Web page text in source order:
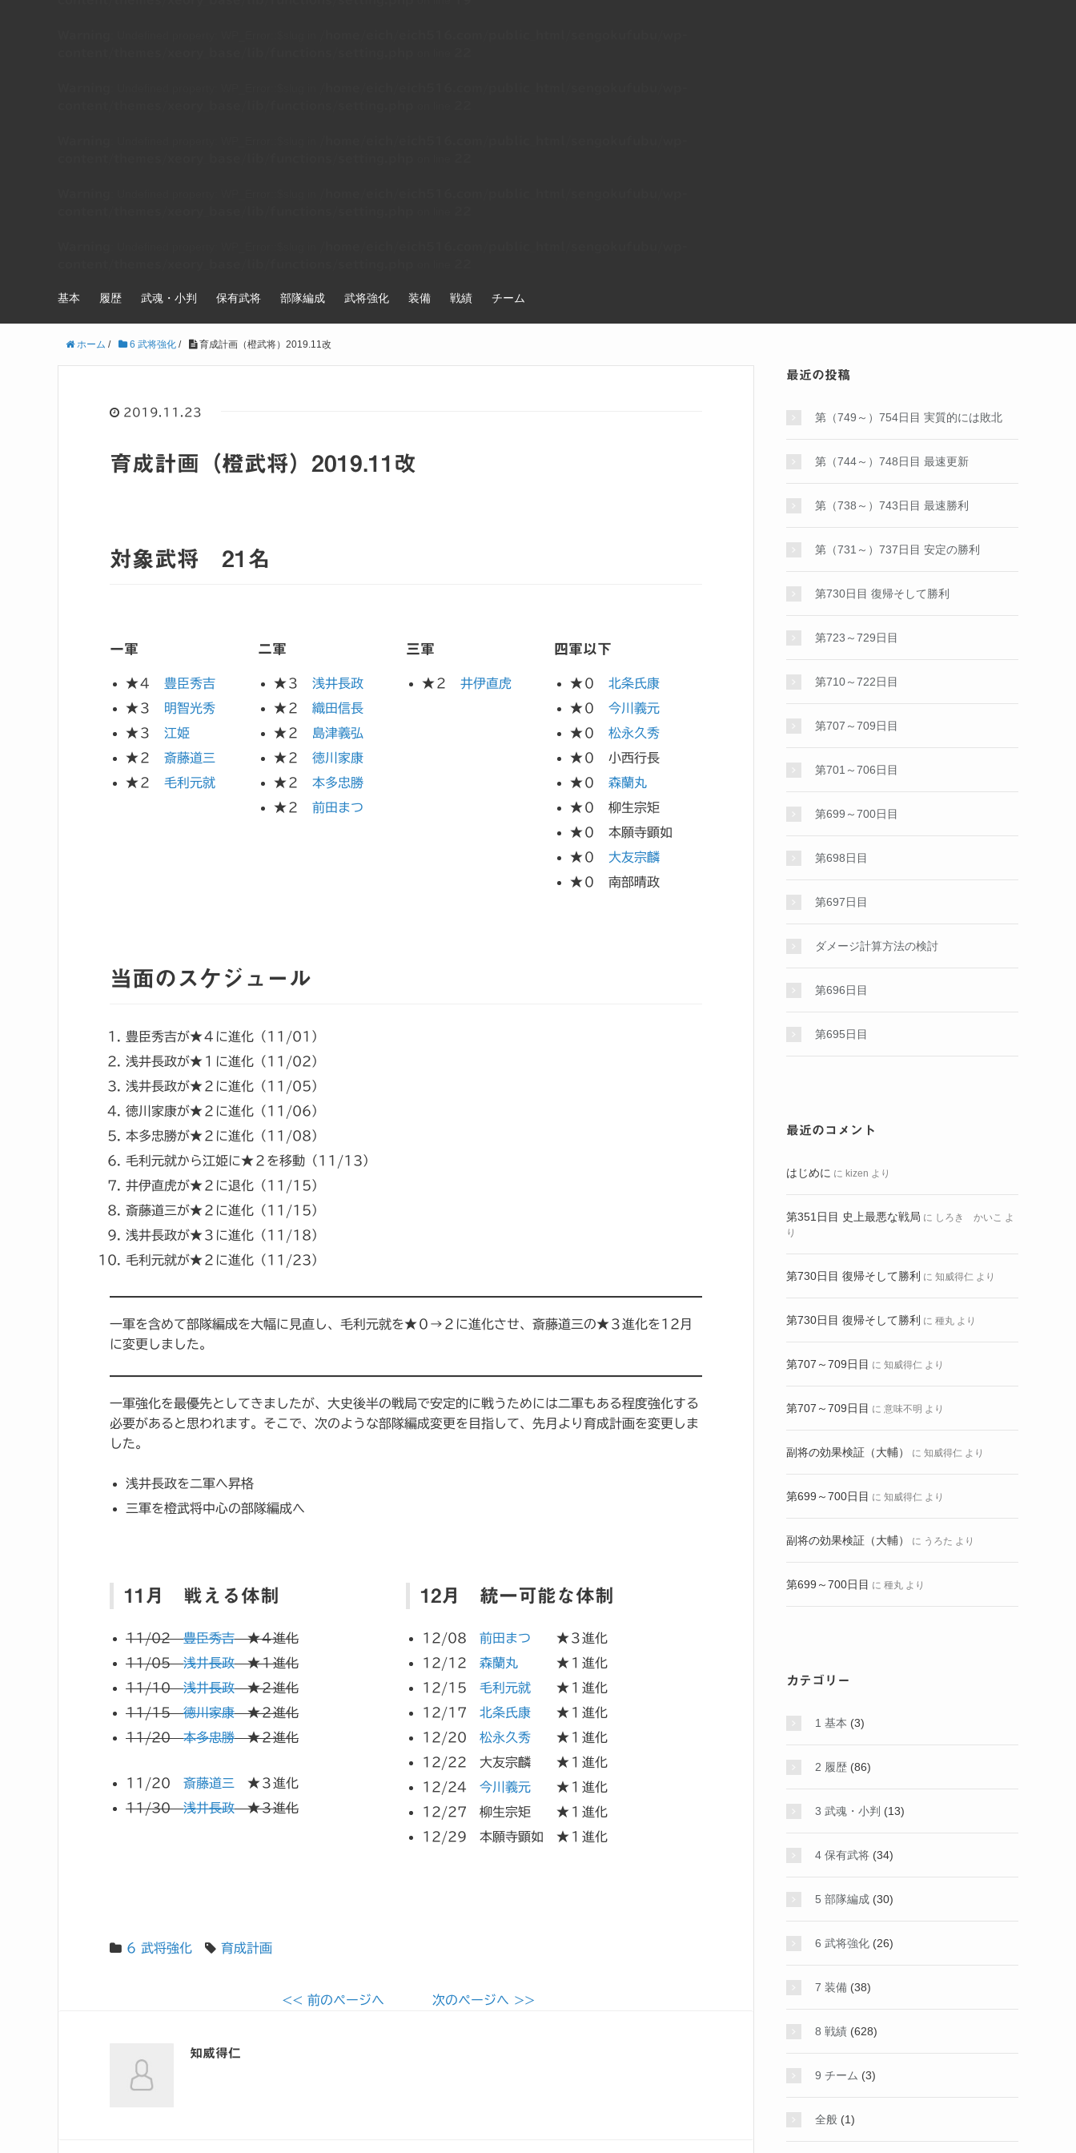
基本 履歴 武魂・小判 保有武将 部隊編成 武将強化 装備 戦績 チーム
ホーム / 6 武将強化 / 育成計画（橙武将）2019.11改
2019.11.23
育成計画（橙武将）2019.11改
対象武将 21名
一軍
★４ 豊臣秀吉
★３
明智光秀
★３ 江姫
★２ 斎藤道三
★２ 毛利元就
二軍
★３ 浅井長政
★２ 織田信長
★２ 島津義弘
★２ 徳川家康
★２ 本多忠勝
★２ 前田まつ
三軍
★２ 井伊直虎
四軍以下
★０ 北条氏康
★０ 今川義元
★０ 松永久秀
★０ 小西行長
★０ 森蘭丸
★０ 柳生宗矩
★０ 本願寺顕如
★０ 大友宗麟
★０ 南部晴政
当面のスケジュール
豊臣秀吉が★４に進化（11/01）
浅井長政が★１に進化（11/02）
浅井長政が★２に進化（11/05）
徳川家康が★２に進化（11/06）
本多忠勝が★２に進化（11/08）
毛利元就から江姫に★２を移動（11/13）
井伊直虎が★２に退化（11/15）
斎藤道三が★２に進化（11/15）
浅井長政が★３に進化（11/18）
毛利元就が★２に進化（11/23）
一軍を含めて部隊編成を大幅に見直し、毛利元就を★０→２に進化させ、斎藤道三の★３進化を12月
に変更しました。
一軍強化を最優先としてきましたが、大史後半の戦局で安定的に戦うためには二軍もある程度強化する
必要があると思われます。そこで、次のような部隊編成変更を目指して、先月より育成計画を変更しま
した。
浅井長政を二軍へ昇格
三軍を橙武将中心の部隊編成へ
11月 戦える体制
11/02豊臣秀吉★４進化
11/05浅井長政★１進化
11/10浅井長政★２進化
11/15徳川家康★２進化
11/20本多忠勝★２進化
11/20 斎藤道三 ★３進化
11/30浅井長政★３進化
12月 統一可能な体制
12/08 前田まつ ★３進化
12/12 森蘭丸 ★１進化
12/15 毛利元就 ★１進化
12/17 北条氏康 ★１進化
12/20 松永久秀 ★１進化
12/22 大友宗麟 ★１進化
12/24 今川義元 ★１進化
12/27 柳生宗矩 ★１進化
12/29 本願寺顕如 ★１進化
6 武将強化 育成計画
<< 前のページへ 次のページへ >>
知威得仁
最近の投稿
第（749～）754日目 実質的には敗北
第（744～）748日目 最速更新
第（738～）743日目 最速勝利
第（731～）737日目 安定の勝利
第730日目 復帰そして勝利
第723～729日目
第710～722日目
第707～709日目
第701～706日目
第699～700日目
第698日目
第697日目
ダメージ計算方法の検討
第696日目
第695日目
最近のコメント
はじめに に kizen より
第351日目 史上最悪な戦局 に しろき かいこ よ
り
第730日目 復帰そして勝利 に 知威得仁 より
第730日目 復帰そして勝利 に 種丸 より
第707～709日目 に 知威得仁 より
第707～709日目 に 意味不明 より
副将の効果検証（大輔） に 知威得仁 より
第699～700日目 に 知威得仁 より
副将の効果検証（大輔） に うろた より
第699～700日目 に 種丸 より
カテゴリー
1 基本 (3)
2 履歴 (86)
3 武魂・小判 (13)
4 保有武将 (34)
5 部隊編成 (30)
6 武将強化 (26)
7 装備 (38)
8 戦績 (628)
9 チーム (3)
全般 (1)